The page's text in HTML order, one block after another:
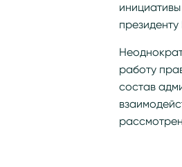
работу
состав